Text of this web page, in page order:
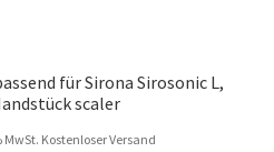
für Sirona Sirosonic L,
scaler
MwSt. Kostenloser Versand